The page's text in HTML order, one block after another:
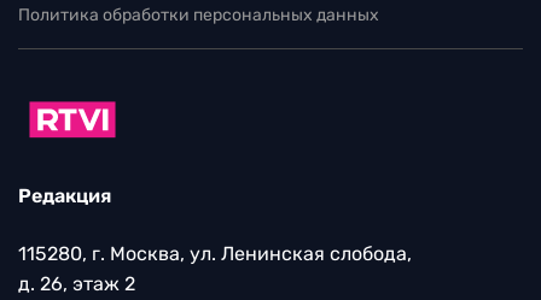
Политика обработки персональных данных
Редакция
115280, г. Москва, ул. Ленинская слобода,
д. 26, этаж 2